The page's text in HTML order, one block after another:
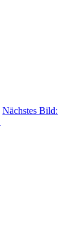
Nächstes Bild: